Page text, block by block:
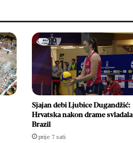
Sjajan debi Ljubice Dugandžić:
Hrvatska nakon drame svladala
Brazil
prije 7 sati